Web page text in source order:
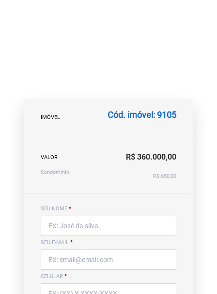
IMÓVEL Cód. imóvel: 9105
VALOR R$ 360.000,00
Condomínio
R$ 650,00
SEU NOME *
SEU E-MAIL *
CELULAR *